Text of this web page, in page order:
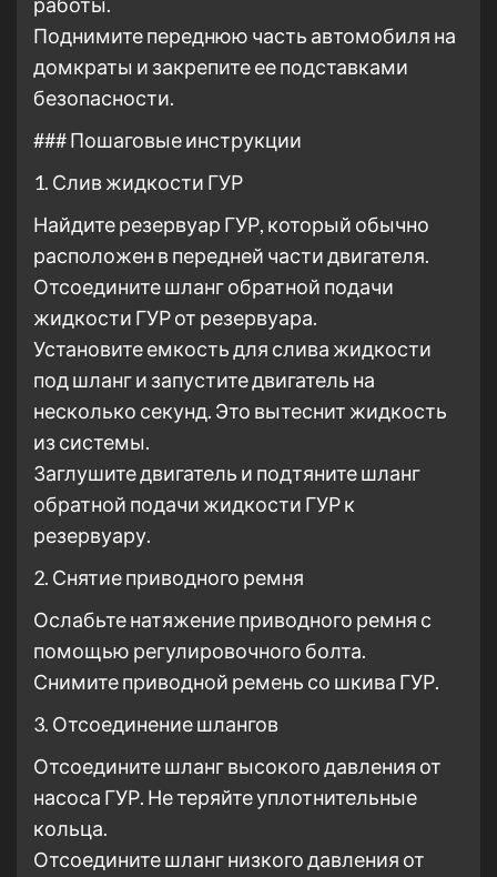
Поднимите переднюю часть автомобиля на
домкраты и закрепите ее подставками
безопасности.
### Пошаговые инструкции
1. Слив жидкости ГУР
Найдите резервуар ГУР, который обычно
расположен в передней части двигателя.
Отсоедините шланг обратной подачи
жидкости ГУР от резервуара.
Установите емкость для слива жидкости
под шланг и запустите двигатель на
несколько секунд. Это вытеснит жидкость
из системы.
Заглушите двигатель и подтяните шланг
обратной подачи жидкости ГУР к
резервуару.
2. Снятие приводного ремня
Ослабьте натяжение приводного ремня с
помощью регулировочного болта.
Снимите приводной ремень со шкива ГУР.
3. Отсоединение шлангов
Отсоедините шланг высокого давления от
насоса ГУР. Не теряйте уплотнительные
кольца.
Отсоедините шланг низкого давления от